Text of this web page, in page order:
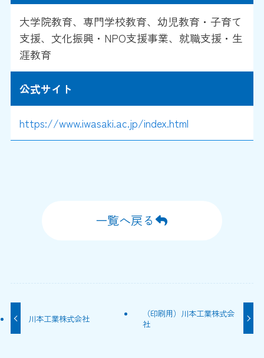
大学院教育、専門学校教育、幼児教育・子育て
支援、文化振興・NPO支援事業、就職支援・生
涯教育
公式サイト
https://www.iwasaki.ac.jp/index.html
一覧へ戻る
川本工業株式会社
（印刷用）川本工業株式会
社